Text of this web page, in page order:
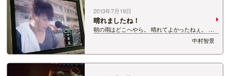
2013年7月19日
晴れましたね！
朝の雨はどこへやら。 晴れてよかったねぇ。 と
いうのも、さきほど４時〜「ＳＯＵＮＤ ＳＰＬ
ＡＳＨ」が スタジオを飛び出して、万代シテイパ
ークで公開生放送中。 本社でもステージ上の千葉
っちの姿が見られるんです！ 肩からタオ…
中村智景